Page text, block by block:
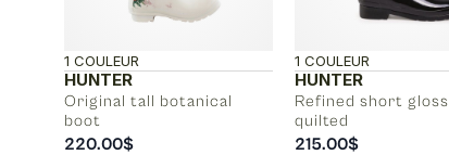
HUNTER
Original tall botanical
boot
1 COULEUR
220.00$
HUNTER
Refined short gloss
quilted
1 COULEUR
215.00$